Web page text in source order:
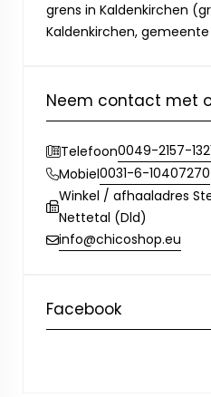
grens in Kaldenkirchen
Kaldenkirchen,
Neem contact met
Telefoon0049-2157-
Mobiel0031-6-10407270
Winkel / afhaaladres
Nettetal (Dld)
info@chicoshop.eu
Facebook